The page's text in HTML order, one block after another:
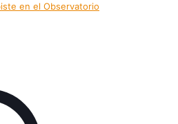
en el Observatorio